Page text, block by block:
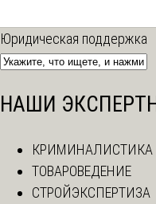
Юридическая поддержка
НАШИ
КРИМИНАЛИСТИКА
ТОВАРОВЕДЕНИЕ
СТРОЙЭКСПЕРТИЗА